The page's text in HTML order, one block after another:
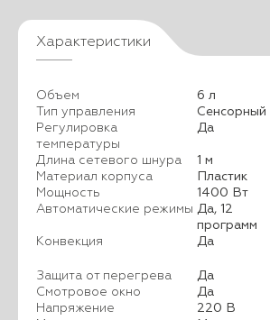
Характеристики
Объем
6 л
Тип управления
Сенсорный
Регулировка
температуры
Да
Длина сетевого шнура
1 м
Материал корпуса
Пластик
Мощность
1400 Вт
Автоматические режимы Да, 12
программ
Конвекция
Да
Защита от перегрева
Да
Смотровое окно
Да
Напряжение
220 В